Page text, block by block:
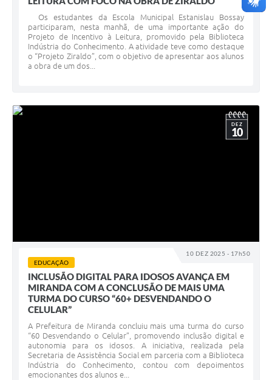
Os estudantes da Escola Municipal Estanislau Bossay
participaram, nesta manhã, de uma importante ação do
Projeto de Incentivo à Leitura, promovido pela Biblioteca
Indústria do Conhecimento. A atividade teve como destaque
o “Projeto Ziraldo”, com o objetivo de apresentar aos alunos
a obra de um dos...
10 DEZ 2025 - 17h50
DEZ
10
EDUCAÇÃO
INCLUSÃO DIGITAL PARA IDOSOS AVANÇA EM
MIRANDA COM A CONCLUSÃO DE MAIS UMA
TURMA DO CURSO “60+ DESVENDANDO O
CELULAR”
A Prefeitura de Miranda concluiu mais uma turma do curso
“60 Desvendando o Celular”, promovendo inclusão digital e
autonomia para os idosos. A iniciativa, realizada pela
Secretaria de Assistência Social em parceria com a Biblioteca
Indústria do Conhecimento, contou com depoimentos
emocionantes dos alunos e...